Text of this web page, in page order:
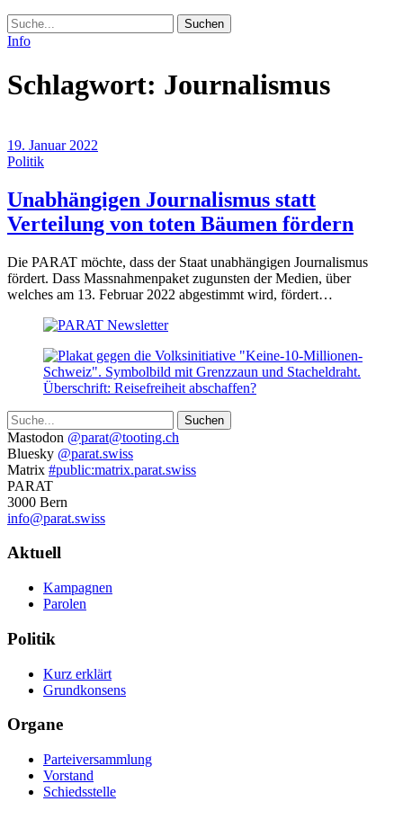
Suche
Info
Schlagwort: Journalismus
19. Januar 2022
Politik
Unabhängigen Journalismus statt
Verteilung von toten Bäumen fördern
2022)
Die PARAT möchte, dass der Staat unabhängigen Journalismus
fördert. Dass Massnahmenpaket zugunsten der Medien, über
welches am 13. Februar 2022 abgestimmt wird, fördert…
Suche
Weitere
Informationen
Mastodon @parat@tooting.ch
Bluesky @parat.swiss
Matrix #public:matrix.parat.swiss
PARAT
3000 Bern
info@parat.swiss
Navigation
Aktuell
Kampagnen
Parolen
Politik
Kurz erklärt
Grundkonsens
Organe
Parteiversammlung
Vorstand
Schiedsstelle